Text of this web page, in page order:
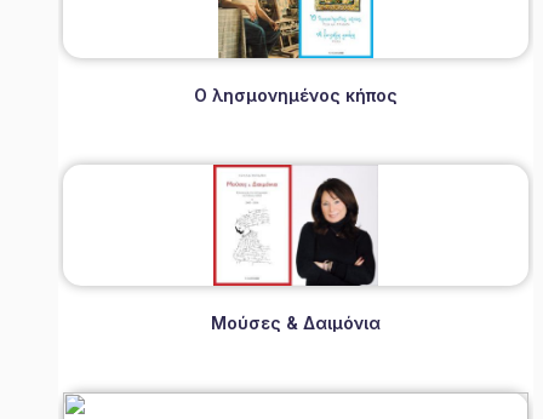
Ο λησμονημένος κήπος
Μούσες & Δαιμόνια